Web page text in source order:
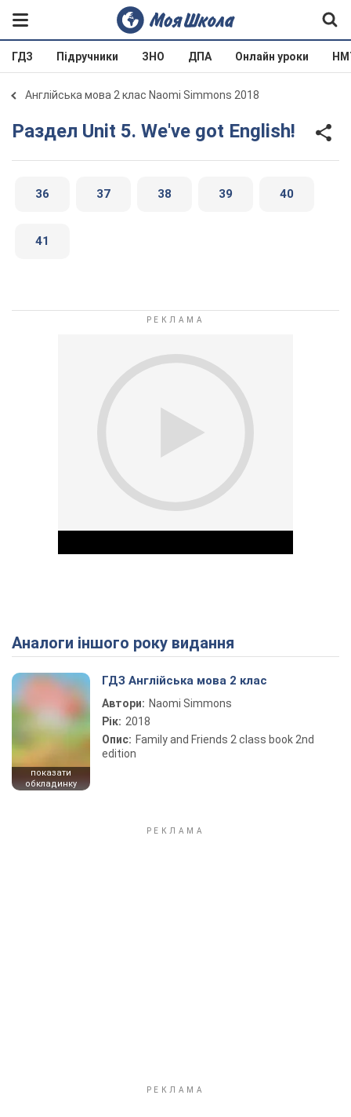
ГДЗ Підручники ЗНО ДПА Онлайн уроки
Англійська мова 2 клас Naomi Simmons 2018
Раздел Unit 5. We've got English!
36 37 38 39 40
41
Play Video
Аналоги іншого року видання
показати
обкладинку
ГДЗ Англійська мова 2 клас
Автори: Naomi Simmons
Рік: 2018
Опис: Family and Friends 2 class book 2nd
edition